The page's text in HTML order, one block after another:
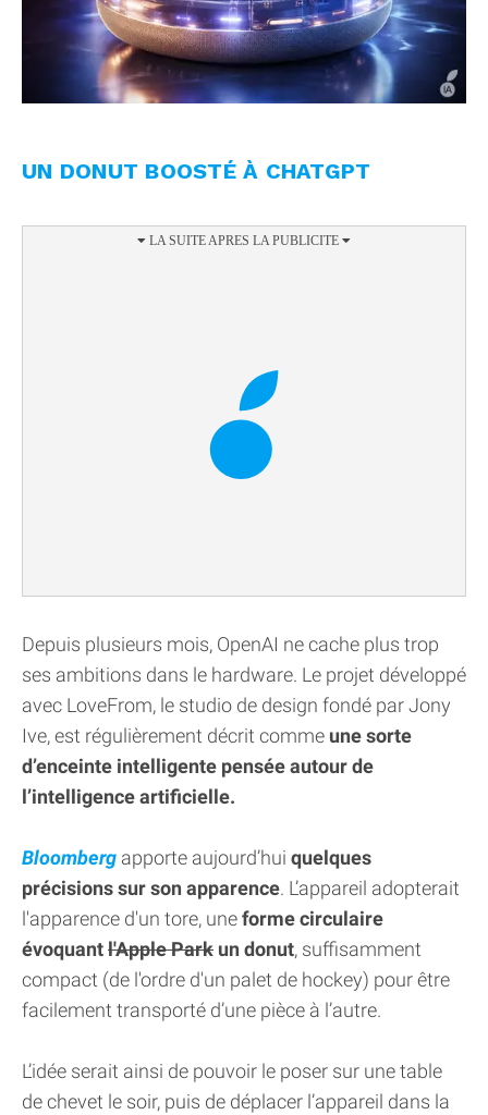
UN DONUT BOOSTÉ À CHATGPT
Depuis plusieurs mois, OpenAI ne cache plus trop
ses ambitions dans le hardware. Le projet développé
avec LoveFrom, le studio de design fondé par Jony
Ive, est régulièrement décrit comme une sorte
d’enceinte intelligente pensée autour de
l’intelligence artificielle.
Bloomberg apporte aujourd’hui quelques
précisions sur son apparence. L’appareil adopterait
l'apparence d'un tore, uneforme circulaire
évoquantl'Apple Park un donut, suffisamment
compact (de l'ordre d'un palet de hockey) pour être
facilement transporté d’une pièce à l’autre.
L’idée serait ainsi de pouvoir le poser sur une table
de chevet le soir, puis de déplacer l’appareil dans la